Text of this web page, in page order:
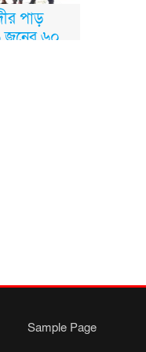
পাড়
জনের ৬০
Sample Page